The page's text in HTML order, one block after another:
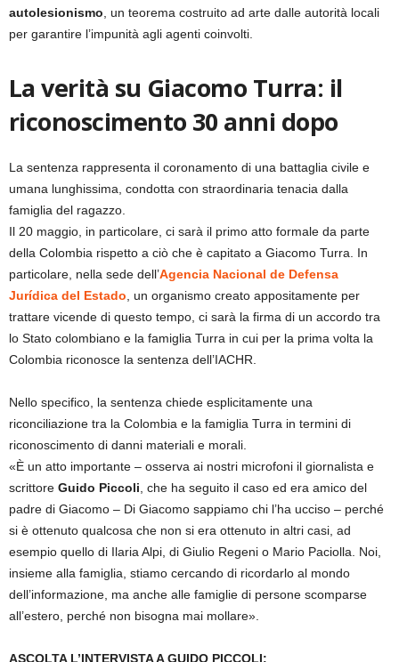
autolesionismo, un teorema costruito ad arte dalle autorità locali
per garantire l’impunità agli agenti coinvolti.
La verità su Giacomo Turra: il
riconoscimento 30 anni dopo
La sentenza rappresenta il coronamento di una battaglia civile e
umana lunghissima, condotta con straordinaria tenacia dalla
famiglia del ragazzo.
Il 20 maggio, in particolare, ci sarà il primo atto formale da parte
della Colombia rispetto a ciò che è capitato a Giacomo Turra. In
particolare, nella sede dell’Agencia Nacional de Defensa
Jurídica del Estado, un organismo creato appositamente per
trattare vicende di questo tempo, ci sarà la firma di un accordo tra
lo Stato colombiano e la famiglia Turra in cui per la prima volta la
Colombia riconosce la sentenza dell’IACHR.
Nello specifico, la sentenza chiede esplicitamente una
riconciliazione tra la Colombia e la famiglia Turra in termini di
riconoscimento di danni materiali e morali.
«È un atto importante – osserva ai nostri microfoni il giornalista e
scrittore Guido Piccoli, che ha seguito il caso ed era amico del
padre di Giacomo – Di Giacomo sappiamo chi l’ha ucciso – perché
si è ottenuto qualcosa che non si era ottenuto in altri casi, ad
esempio quello di Ilaria Alpi, di Giulio Regeni o Mario Paciolla. Noi,
insieme alla famiglia, stiamo cercando di ricordarlo al mondo
dell’informazione, ma anche alle famiglie di persone scomparse
all’estero, perché non bisogna mai mollare».
ASCOLTA L’INTERVISTA A GUIDO PICCOLI: